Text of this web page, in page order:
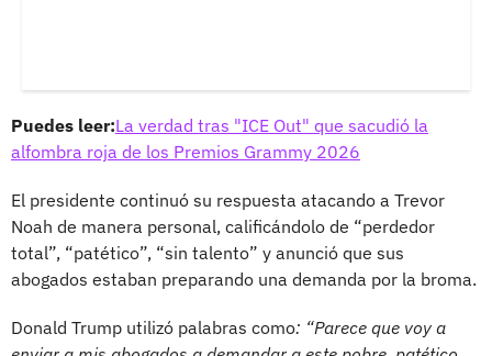
Puedes leer:La verdad tras "ICE Out" que sacudió la
alfombra roja de los Premios Grammy 2026
El presidente continuó su respuesta atacando a Trevor
Noah de manera personal, calificándolo de “perdedor
total”, “patético”, “sin talento” y anunció que sus
abogados estaban preparando una demanda por la broma.
Donald Trump utilizó palabras como: “Parece que voy a